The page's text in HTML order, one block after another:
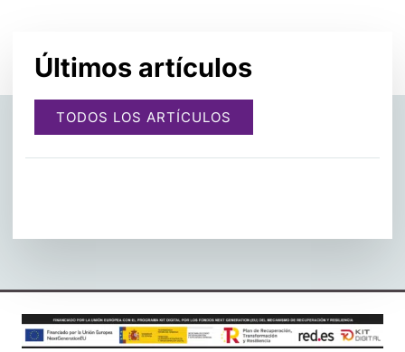
Últimos artículos
TODOS LOS ARTÍCULOS